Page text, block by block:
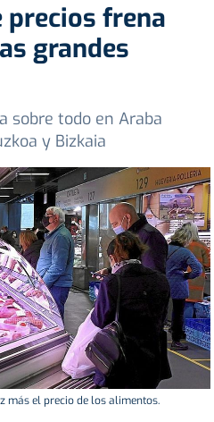
precios frena
grandes
sobre todo en Araba
y Bizkaia
más el precio de los alimentos.